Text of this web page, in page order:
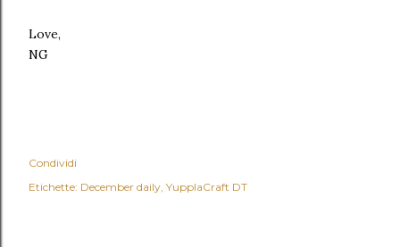
Love,
NG
Condividi
Etichette: December daily YupplaCraft DT